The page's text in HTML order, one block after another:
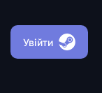
Увійти